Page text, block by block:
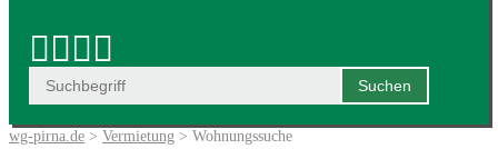
wg-pirna.de > Vermietung > Wohnungssuche